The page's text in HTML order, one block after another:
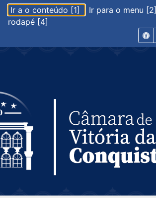
Ir a o conteúdo [1] Ir para o menu [2]
rodapé [4]